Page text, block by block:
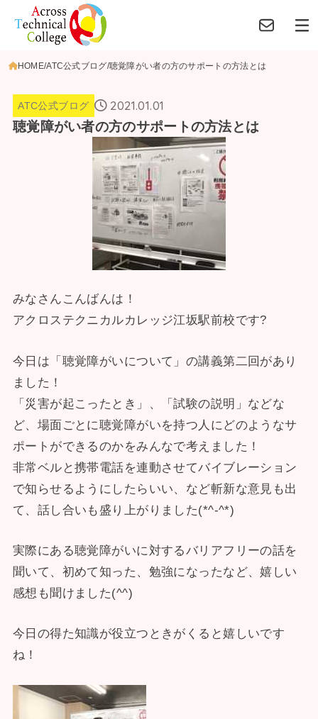
HOME ATC公式ブログ 聴覚障がい者の方のサポートの方法とは
ATC公式ブログ
2021.01.01
聴覚障がい者の方のサポートの方法とは
みなさんこんばんは！
アクロステクニカルカレッジ江坂駅前校です?
今日は「聴覚障がいについて」の講義第二回があり
ました！
「災害が起こったとき」、「試験の説明」などな
ど、場面ごとに聴覚障がいを持つ人にどのようなサ
ポートができるのかをみんなで考えました！
非常ベルと携帯電話を連動させてバイブレーション
で知らせるようにしたらいい、など斬新な意見も出
て、話し合いも盛り上がりました(*^-^*)
実際にある聴覚障がいに対するバリアフリーの話を
聞いて、初めて知った、勉強になったなど、嬉しい
感想も聞けました(^^)
今日の得た知識が役立つときがくると嬉しいです
ね！